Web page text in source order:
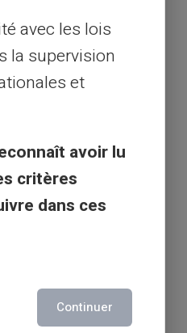
au
avec les lois
la supervision
et
avoir lu
critères
dans ces
Continuer